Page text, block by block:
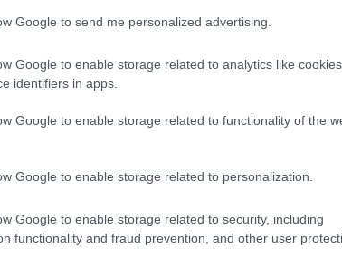
Google to send me personalized advertising.
Google to enable storage related to analytics like
identifiers in apps.
Google to enable storage related to functionality of the
Google to enable storage related to personalization.
Google to enable storage related to security, including
functionality and fraud prevention, and other user